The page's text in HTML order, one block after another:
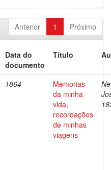
Anterior 1 Próximo
Data do
documento
Título
1864
Memorias
da minha
vida,
recordações
de minhas
viagens